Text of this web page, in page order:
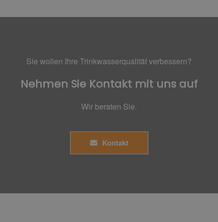
Sie wollen Ihre Trinkwasserqualität verbessern?
Nehmen Sie Kontakt mit uns auf
Wir beraten Sie.
Kontakt